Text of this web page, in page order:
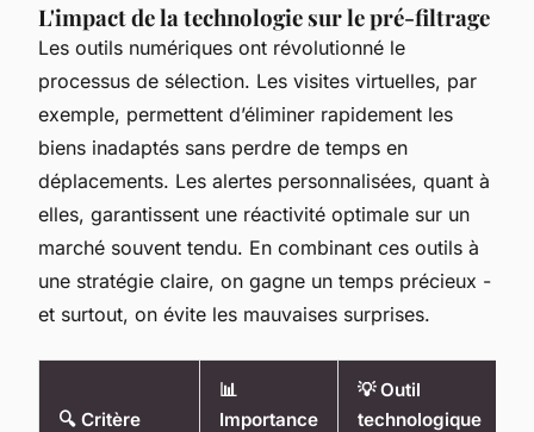
L'impact de la technologie sur le pré-filtrage
Les outils numériques ont révolutionné le
processus de sélection. Les visites virtuelles, par
exemple, permettent d’éliminer rapidement les
biens inadaptés sans perdre de temps en
déplacements. Les alertes personnalisées, quant à
elles, garantissent une réactivité optimale sur un
marché souvent tendu. En combinant ces outils à
une stratégie claire, on gagne un temps précieux -
et surtout, on évite les mauvaises surprises.
🔍 Critère
📊
Importance
💡 Outil
technologique